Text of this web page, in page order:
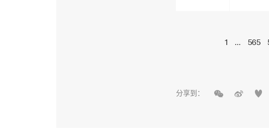
1 ... 565
分享到：   